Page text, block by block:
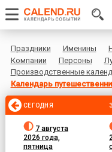
Праздники Именины
Компании
Персоны
Производственные
Календарь
СЕГОДНЯ
7 августа
2026 года,
пятница